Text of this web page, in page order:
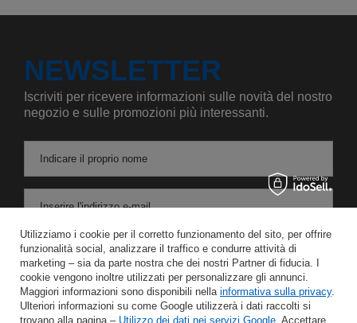
NEWSLETTER
Iscriviti per ricevere informazioni sulle novità del nostro
negozio e sulle promozioni più interessanti.
Indicare il proprio nome
Inserire l'indirizzo e-mail
Acconsento al trattamento dei miei dati personali per le finalità e l'ambito di applicazione del servizio di Newsletter nel
RISPARMIARE
Utilizziamo i cookie per il corretto funzionamento del sito, per offrire
funzionalità social, analizzare il traffico e condurre attività di
marketing – sia da parte nostra che dei nostri Partner di fiducia. I
cookie vengono inoltre utilizzati per personalizzare gli annunci.
Maggiori informazioni sono disponibili nella informativa sulla privacy.
Ulteriori informazioni su come Google utilizzerà i dati raccolti si
trovano alla pagina – Utilizzo dei dati nei servizi Google . Accettare